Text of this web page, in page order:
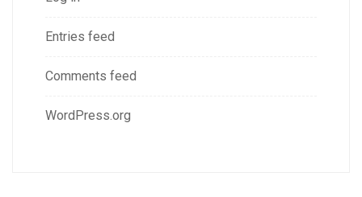
Entries feed
Comments feed
WordPress.org